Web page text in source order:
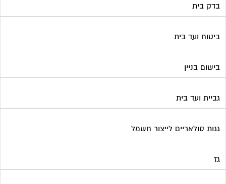
בדק בית
ביטוח ועד בית
בישום בניין
גביית ועד בית
גגות סולאריים לייצור חשמל
גז